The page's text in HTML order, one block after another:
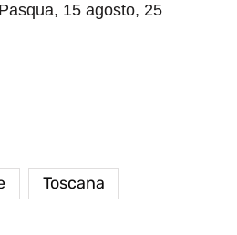
15 agosto, 25
Toscana